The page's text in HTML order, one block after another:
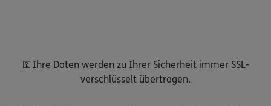
Meine Versicherungen
⚿ Ihre Daten werden zu Ihrer Sicherheit immer SSL-
verschlüsselt übertragen.